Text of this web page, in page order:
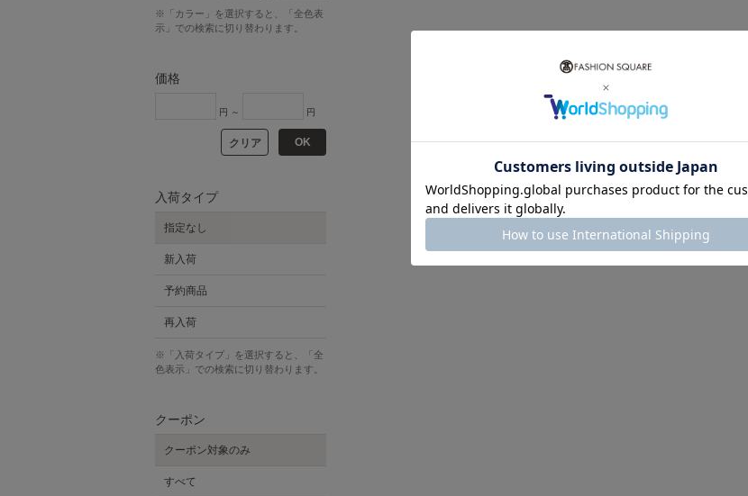
※「カラー」を選択すると、「全色表
示」での検索に切り替わります。
価格
円 ～ 円
クリア OK
入荷タイプ
指定なし
新入荷
予約商品
再入荷
※「入荷タイプ」を選択すると、「全
色表示」での検索に切り替わります。
クーポン
クーポン対象のみ
すべて